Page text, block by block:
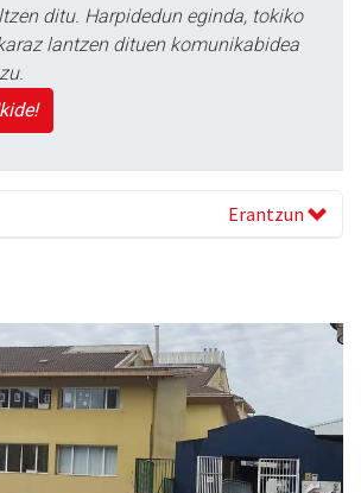
ditu. Harpidedun eginda, tokiko
lantzen dituen komunikabidea
Erantzun